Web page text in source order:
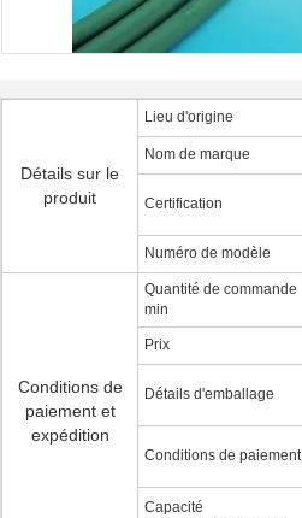
Détails sur le
produit
Lieu d'origine
Nom de marque
Certification
Numéro de modèle
Conditions de
paiement et
expédition
Quantité de commande
min
Prix
Détails d'emballage
Conditions de paiement
Capacité